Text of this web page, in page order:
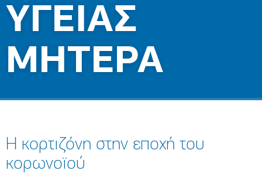
ΥΓΕΙΑΣ
ΜΗΤΕΡΑ
Η κορτιζόνη στην εποχή του
κορωνοϊού